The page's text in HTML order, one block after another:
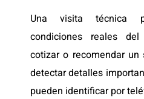
Una visita técnica
condiciones reales
cotizar o recomendar un
detectar detalles
pueden identificar por